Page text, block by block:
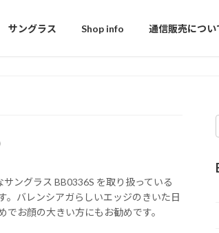
サングラス Shop info 通信販売につい
ングラス BB0336S を取り扱っている
。バレンシアガらしいエッジのきいた日
お顔の大きい方にもお勧めです。